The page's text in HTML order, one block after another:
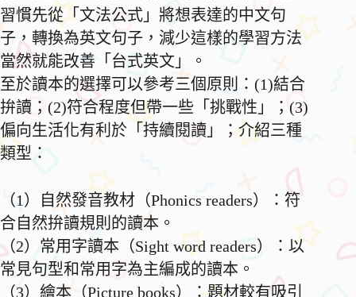
習慣先從「文法公式」將想表達的中文句
子，轉換為英文句子，減少這樣的學習方法
當然就能改善「台式英文」。
至於讀本的選擇可以參考三個原則：(1)結合
拚讀；(2)符合程度但帶一些「挑戰性」；(3)
偏向生活化有利於「持續閱讀」；介紹三種
類型：
（1）自然發音教材（Phonics readers）：符
合自然拚讀規則的讀本。
（2）常用字讀本（Sight word readers）：以
常見句型和常用字為主編成的讀本。
（3）繪本（Picture books）：題材較有吸引